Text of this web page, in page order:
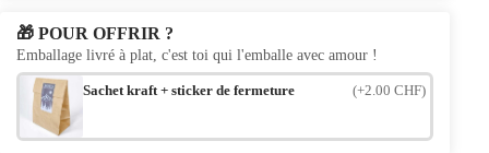
🎁 POUR OFFRIR ?
Emballage livré à plat, c'est toi qui l'emballe avec amour !
Sachet kraft + sticker de fermeture (+2.00 CHF)